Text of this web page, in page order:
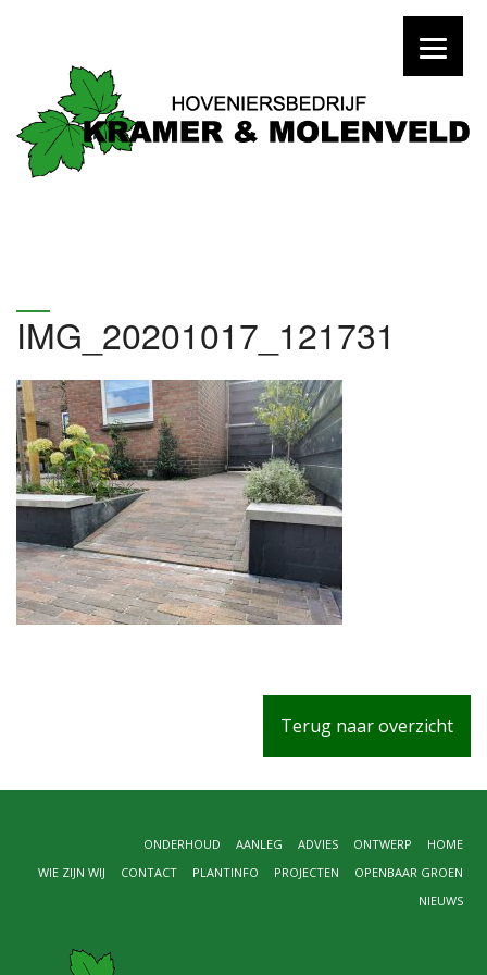
IMG_20201017_121731
Terug naar overzicht
HOME
ONTWERP
ADVIES
AANLEG
ONDERHOUD
OPENBAAR GROEN
PROJECTEN
PLANTINFO
CONTACT
WIE ZIJN WIJ
NIEUWS